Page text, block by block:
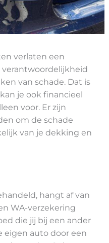
verlaten een
van schade. Dat is
je ook financieel
voor. Er zijn
om de schade
van je dekking en
hangt af van
WA-verzekering
die jij bij een ander
eigen auto door een